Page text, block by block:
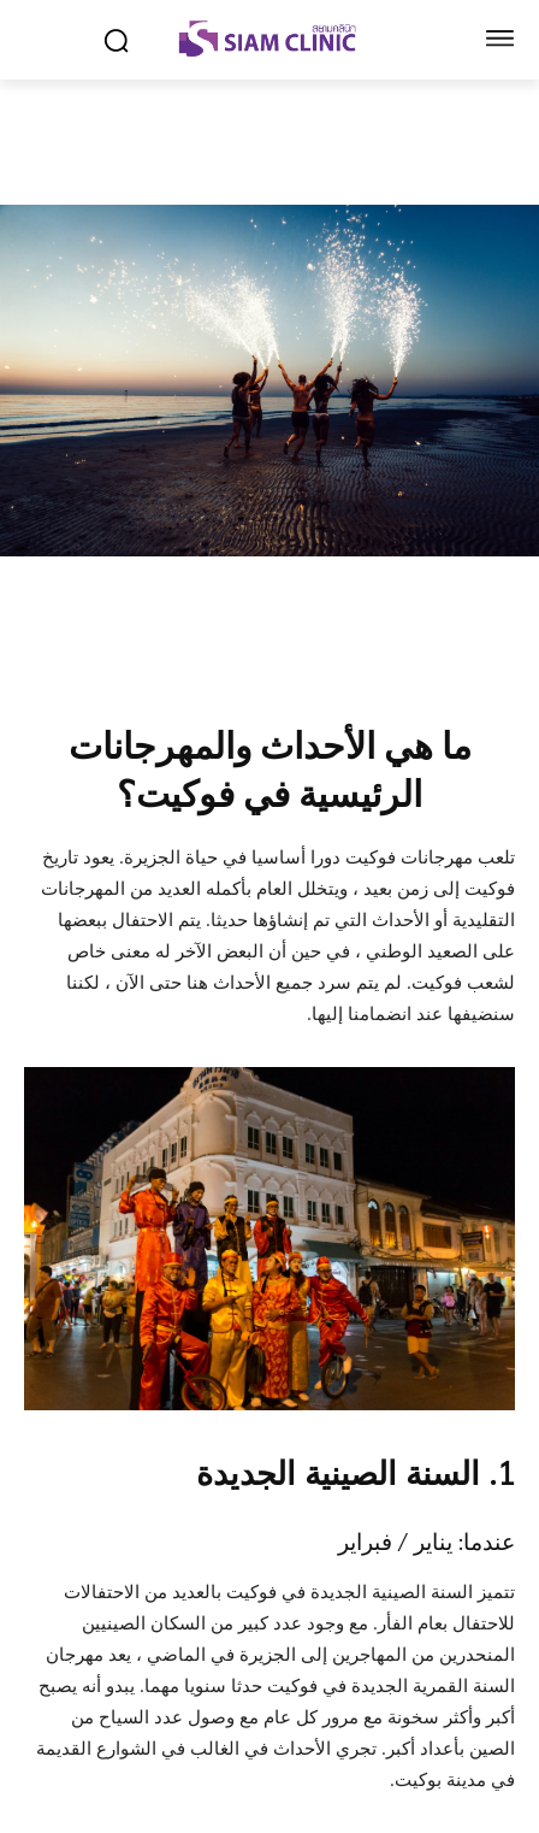
ما هي الأحداث والمهرجانات
الرئيسية في فوكيت؟
تلعب مهرجانات فوكيت دورا أساسيا في حياة الجزيرة. يعود تاريخ
فوكيت إلى زمن بعيد ، ويتخلل العام بأكمله العديد من المهرجانات
التقليدية أو الأحداث التي تم إنشاؤها حديثا. يتم الاحتفال ببعضها
على الصعيد الوطني ، في حين أن البعض الآخر له معنى خاص
لشعب فوكيت. لم يتم سرد جميع الأحداث هنا حتى الآن ، لكننا
سنضيفها عند انضمامنا إليها.
1. السنة الصينية الجديدة
عندما: يناير / فبراير
تتميز السنة الصينية الجديدة في فوكيت بالعديد من الاحتفالات
للاحتفال بعام الفأر. مع وجود عدد كبير من السكان الصينيين
المنحدرين من المهاجرين إلى الجزيرة في الماضي ، يعد مهرجان
السنة القمرية الجديدة في فوكيت حدثا سنويا مهما. يبدو أنه يصبح
أكبر وأكثر سخونة مع مرور كل عام مع وصول عدد السياح من
الصين بأعداد أكبر. تجري الأحداث في الغالب في الشوارع القديمة
في مدينة بوكيت.